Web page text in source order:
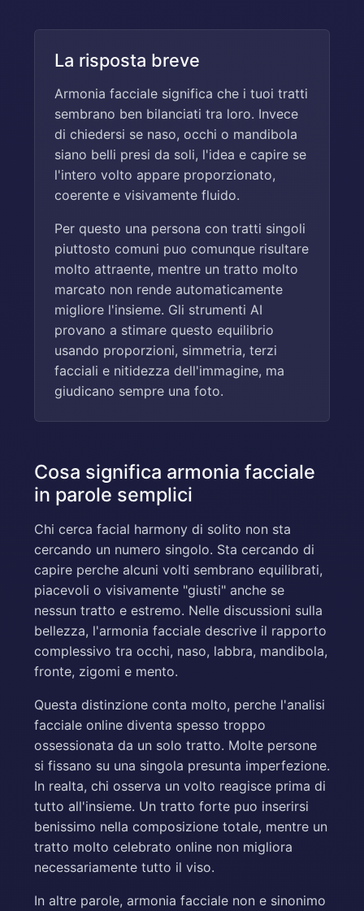
La risposta breve
Armonia facciale significa che i tuoi tratti
sembrano ben bilanciati tra loro. Invece
di chiedersi se naso, occhi o mandibola
siano belli presi da soli, l'idea e capire se
l'intero volto appare proporzionato,
coerente e visivamente fluido.
Per questo una persona con tratti singoli
piuttosto comuni puo comunque risultare
molto attraente, mentre un tratto molto
marcato non rende automaticamente
migliore l'insieme. Gli strumenti AI
provano a stimare questo equilibrio
usando proporzioni, simmetria, terzi
facciali e nitidezza dell'immagine, ma
giudicano sempre una foto.
Cosa significa armonia facciale
in parole semplici
Chi cerca facial harmony di solito non sta
cercando un numero singolo. Sta cercando di
capire perche alcuni volti sembrano equilibrati,
piacevoli o visivamente "giusti" anche se
nessun tratto e estremo. Nelle discussioni sulla
bellezza, l'armonia facciale descrive il rapporto
complessivo tra occhi, naso, labbra, mandibola,
fronte, zigomi e mento.
Questa distinzione conta molto, perche l'analisi
facciale online diventa spesso troppo
ossessionata da un solo tratto. Molte persone
si fissano su una singola presunta imperfezione.
In realta, chi osserva un volto reagisce prima di
tutto all'insieme. Un tratto forte puo inserirsi
benissimo nella composizione totale, mentre un
tratto molto celebrato online non migliora
necessariamente tutto il viso.
In altre parole, armonia facciale non e sinonimo